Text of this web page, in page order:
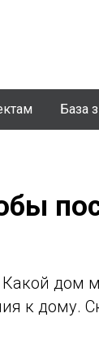
База
дом
к дому.